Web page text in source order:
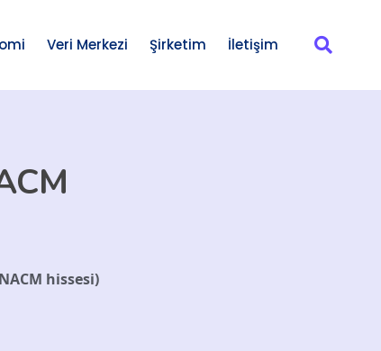
Veri Merkezi Şirketim İletişim
hissesi)